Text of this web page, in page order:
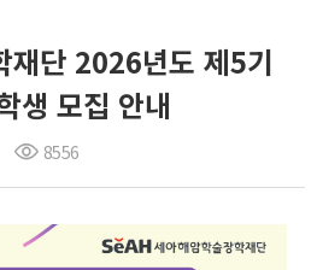
재단 2026년도 제5기
생 모집 안내
8556